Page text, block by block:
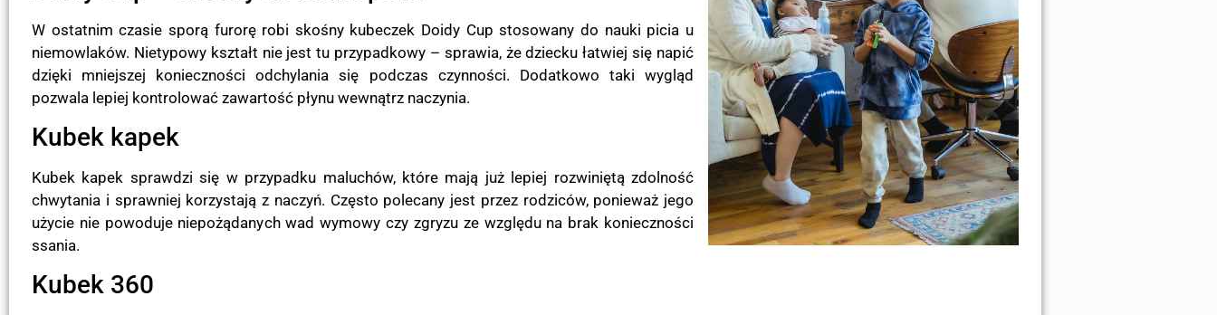
W ostatnim czasie sporą furorę robi skośny kubeczek Doidy Cup stosowany do nauki picia u
niemowlaków. Nietypowy kształt nie jest tu przypadkowy – sprawia, że dziecku łatwiej się napić
dzięki mniejszej konieczności odchylania się podczas czynności. Dodatkowo taki wygląd
pozwala lepiej kontrolować zawartość płynu wewnątrz naczynia.
Kubek kapek
Kubek kapek sprawdzi się w przypadku maluchów, które mają już lepiej rozwiniętą zdolność
chwytania i sprawniej korzystają z naczyń. Często polecany jest przez rodziców, ponieważ jego
użycie nie powoduje niepożądanych wad wymowy czy zgryzu ze względu na brak konieczności
ssania.
Kubek 360